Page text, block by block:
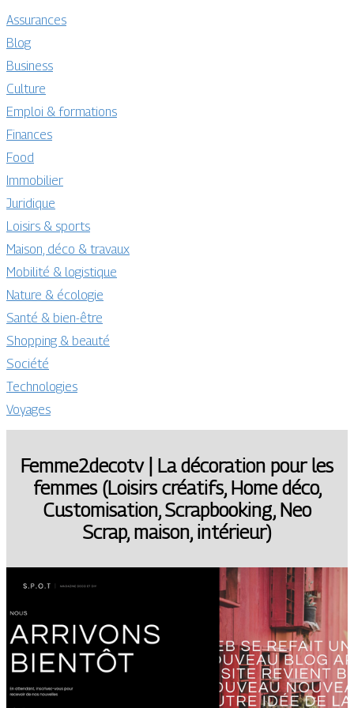
Assurances
Blog
Business
Culture
Emploi & formations
Finances
Food
Immobilier
Juridique
Loisirs & sports
Maison, déco & travaux
Mobilité & logistique
Nature & écologie
Santé & bien-être
Shopping & beauté
Société
Technologies
Voyages
Femme2decotv | La décoration pour les
femmes (Loisirs créatifs, Home déco,
Customisa­tion, Scrap­boo­king, Neo
Scrap, maison, intérieur)